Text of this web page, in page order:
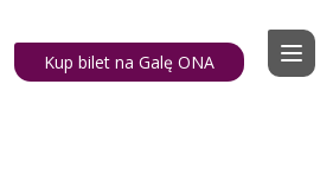
Kup bilet na Galę ONA